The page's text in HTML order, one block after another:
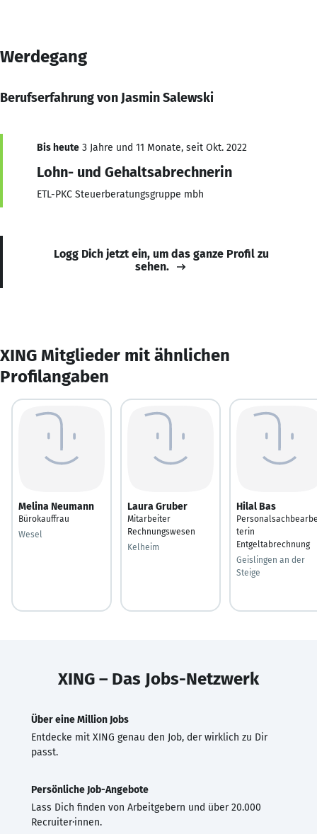
Werdegang
Berufserfahrung von Jasmin Salewski
Bis heute 3 Jahre und 11 Monate, seit Okt. 2022
Lohn- und Gehaltsabrechnerin
ETL-PKC Steuerberatungsgruppe mbh
Logg Dich jetzt ein, um das ganze Profil zu
sehen.
XING Mitglieder mit ähnlichen
Profilangaben
Melina Neumann
Bürokauffrau
Wesel
Laura Gruber
Mitarbeiter
Rechnungswesen
Kelheim
Hilal Bas
terin
Entgeltabrechnung
Geislingen an der
Steige
XING – Das Jobs-Netzwerk
Über eine Million Jobs
Entdecke mit XING genau den Job, der wirklich zu Dir
passt.
Persönliche Job-Angebote
Lass Dich finden von Arbeitgebern und über 20.000
Recruiter·innen.